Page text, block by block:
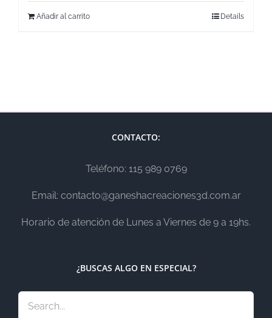
Añadir al carrito Details
CONTACTO:
Teléfono: 115 989 0769
Email: contacto@ganeshacreaciones3d.com.ar
Horario de atención de Lunes a Viernes de 9 a 19hs.
¿BUSCAS ALGO EN ESPECIAL?